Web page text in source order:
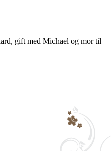
gift med Michael og mor til